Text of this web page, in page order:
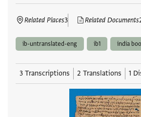
Related Places3 Related Documents
ib-untranslated-eng ib1 india
3 Transcriptions 2 Translations 1